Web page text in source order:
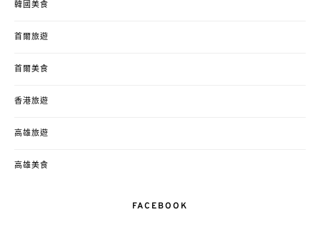
韓國美食
首爾旅遊
首爾美食
香港旅遊
高雄旅遊
高雄美食
FACEBOOK